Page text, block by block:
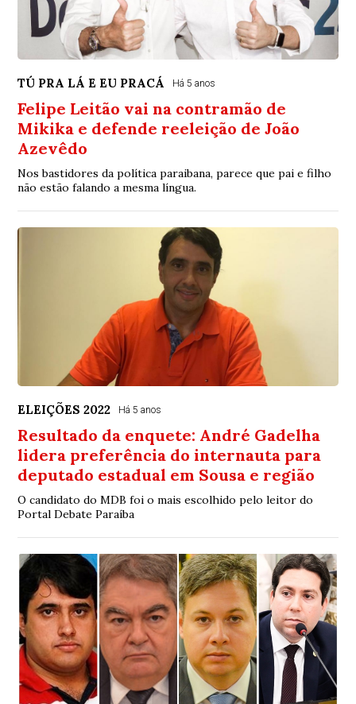
TÚ PRA LÁ E EU PRACÁ Há 5 anos
Felipe Leitão vai na contramão de
Mikika e defende reeleição de João
Azevêdo
Nos bastidores da política paraibana, parece que pai e filho
não estão falando a mesma língua.
ELEIÇÕES 2022 Há 5 anos
Resultado da enquete: André Gadelha
lidera preferência do internauta para
deputado estadual em Sousa e região
O candidato do MDB foi o mais escolhido pelo leitor do
Portal Debate Paraíba